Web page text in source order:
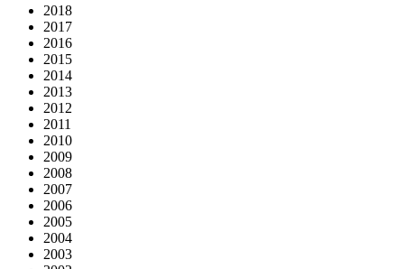
2018
2017
2016
2015
2014
2013
2012
2011
2010
2009
2008
2007
2006
2005
2004
2003